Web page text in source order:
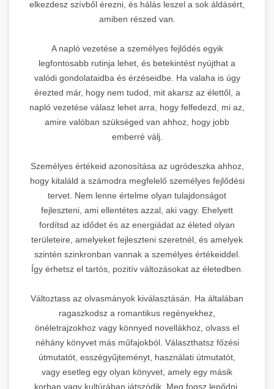
elkezdesz szívből érezni, és hálás leszel a sok áldásért,
amiben részed van.
A napló vezetése a személyes fejlődés egyik
legfontosabb rutinja lehet, és betekintést nyújthat a
valódi gondolataidba és érzéseidbe. Ha valaha is úgy
érezted már, hogy nem tudod, mit akarsz az élettől, a
napló vezetése válasz lehet arra, hogy felfedezd, mi az,
amire valóban szükséged van ahhoz, hogy jobb
emberré válj.
Személyes értékeid azonosítása az ugródeszka ahhoz,
hogy kitaláld a számodra megfelelő személyes fejlődési
tervet. Nem lenne értelme olyan tulajdonságot
fejleszteni, ami ellentétes azzal, aki vagy. Ehelyett
fordítsd az idődet és az energiádat az életed olyan
területeire, amelyeket fejleszteni szeretnél, és amelyek
szintén szinkronban vannak a személyes értékeiddel.
Így érhetsz el tartós, pozitív változásokat az életedben.
Változtass az olvasmányok kiválasztásán. Ha általában
ragaszkodsz a romantikus regényekhez,
önéletrajzokhoz vagy könnyed novellákhoz, olvass el
néhány könyvet más műfajokból. Választhatsz főzési
útmutatót, esszégyűjteményt, használati útmutatót,
vagy esetleg egy olyan könyvet, amely egy másik
korban vagy kultúrában játszódik. Meg fogsz lepődni,